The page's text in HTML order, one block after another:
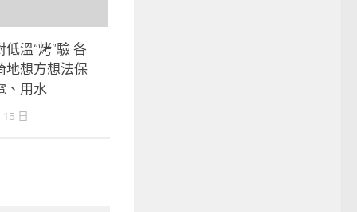
低溫“烤”驗 各
地想方想法保
、用水
日